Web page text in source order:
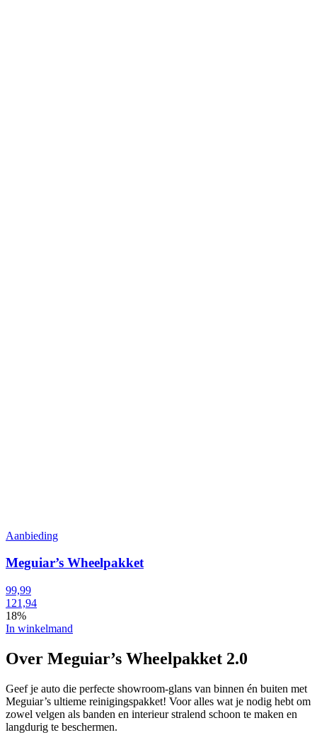
Aanbieding
Meguiar’s Wheelpakket
99,99
121,94
18%
In winkelmand
Over Meguiar’s Wheelpakket 2.0
Geef je auto die perfecte showroom-glans van binnen én buiten met
Meguiar’s ultieme reinigingspakket! Voor alles wat je nodig hebt om
zowel velgen als banden en interieur stralend schoon te maken en
langdurig te beschermen.